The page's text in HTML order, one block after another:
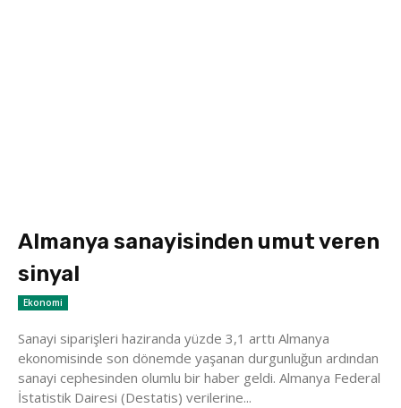
Almanya sanayisinden umut veren
sinyal
Ekonomi
Sanayi siparişleri haziranda yüzde 3,1 arttı Almanya
ekonomisinde son dönemde yaşanan durgunluğun ardından
sanayi cephesinden olumlu bir haber geldi. Almanya Federal
İstatistik Dairesi (Destatis) verilerine...